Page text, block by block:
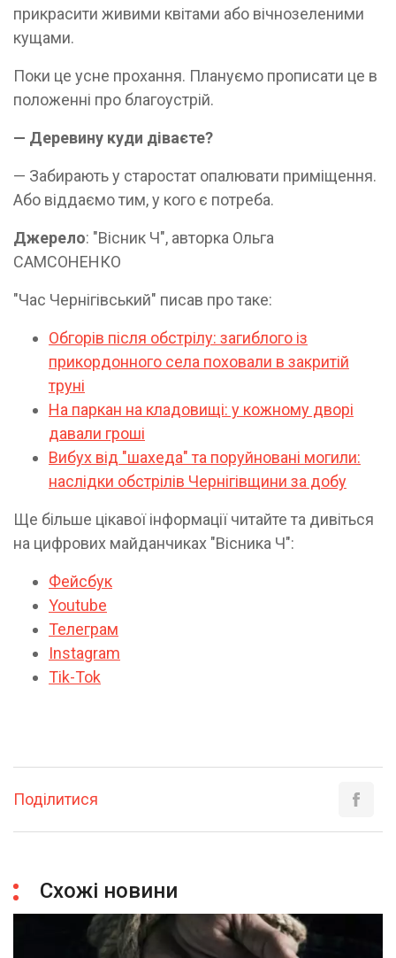
прикрасити живими квітами або вічнозеленими
кущами.
Поки це усне прохання. Плануємо прописати це в
положенні про благоустрій.
— Деревину куди діваєте?
— Забирають у старостат опалювати приміщення.
Або віддаємо тим, у кого є потреба.
Джерело: "Вісник Ч", авторка Ольга
САМСОНЕНКО
"Час Чернігівський" писав про таке:
Обгорів після обстрілу: загиблого із
прикордонного села поховали в закритій
труні
На паркан на кладовищі: у кожному дворі
давали гроші
Вибух від "шахеда" та поруйновані могили:
наслідки обстрілів Чернігівщини за добу
Ще більше цікавої інформації читайте та дивіться
на цифрових майданчиках "Вісника Ч":
Фейсбук
Youtube
Телеграм
Instagram
Tik-Tok
Поділитися
Схожі новини